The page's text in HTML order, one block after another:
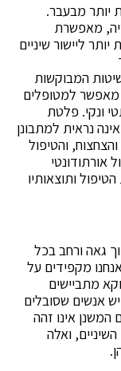
יותר מבעבר.
מאפשרת
ליישור שיניים
המבוקשות
מאפשר למטופלים
ונקי. פלטת
נראית למתבונן
והטיפול
אורתודונטי
ותוצאותיו
גאה ורחב בכל
מקפידים על
מתביישים
אנשים שסובלים
המשנן אינו זהה
ואלה